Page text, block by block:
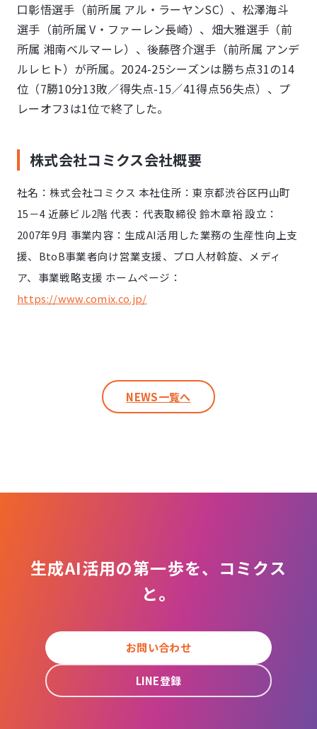
口彰悟選手（前所属 アル・ラーヤンSC）、松澤海斗
選手（前所属 V・ファーレン長崎）、畑大雅選手（前
所属 湘南ベルマーレ）、後藤啓介選手（前所属 アンデ
ルレヒト）が所属。2024-25シーズンは勝ち点31の14
位（7勝10分13敗／得失点-15／41得点56失点）、プ
レーオフ3は1位で終了した。
株式会社コミクス会社概要
社名：株式会社コミクス 本社住所：東京都渋⾕区円⼭町
15－4 近藤ビル2階 代表：代表取締役 鈴⽊章裕 設⽴：
2007年9⽉ 事業内容：生成AI活用した業務の生産性向上支
援、BtoB事業者向け営業支援、プロ人材斡旋、メディ
ア、事業戦略支援 ホームページ：
https://www.comix.co.jp/
NEWS一覧へ
生成AI活用の第一歩を、コミクス
と。
お問い合わせ
LINE登録